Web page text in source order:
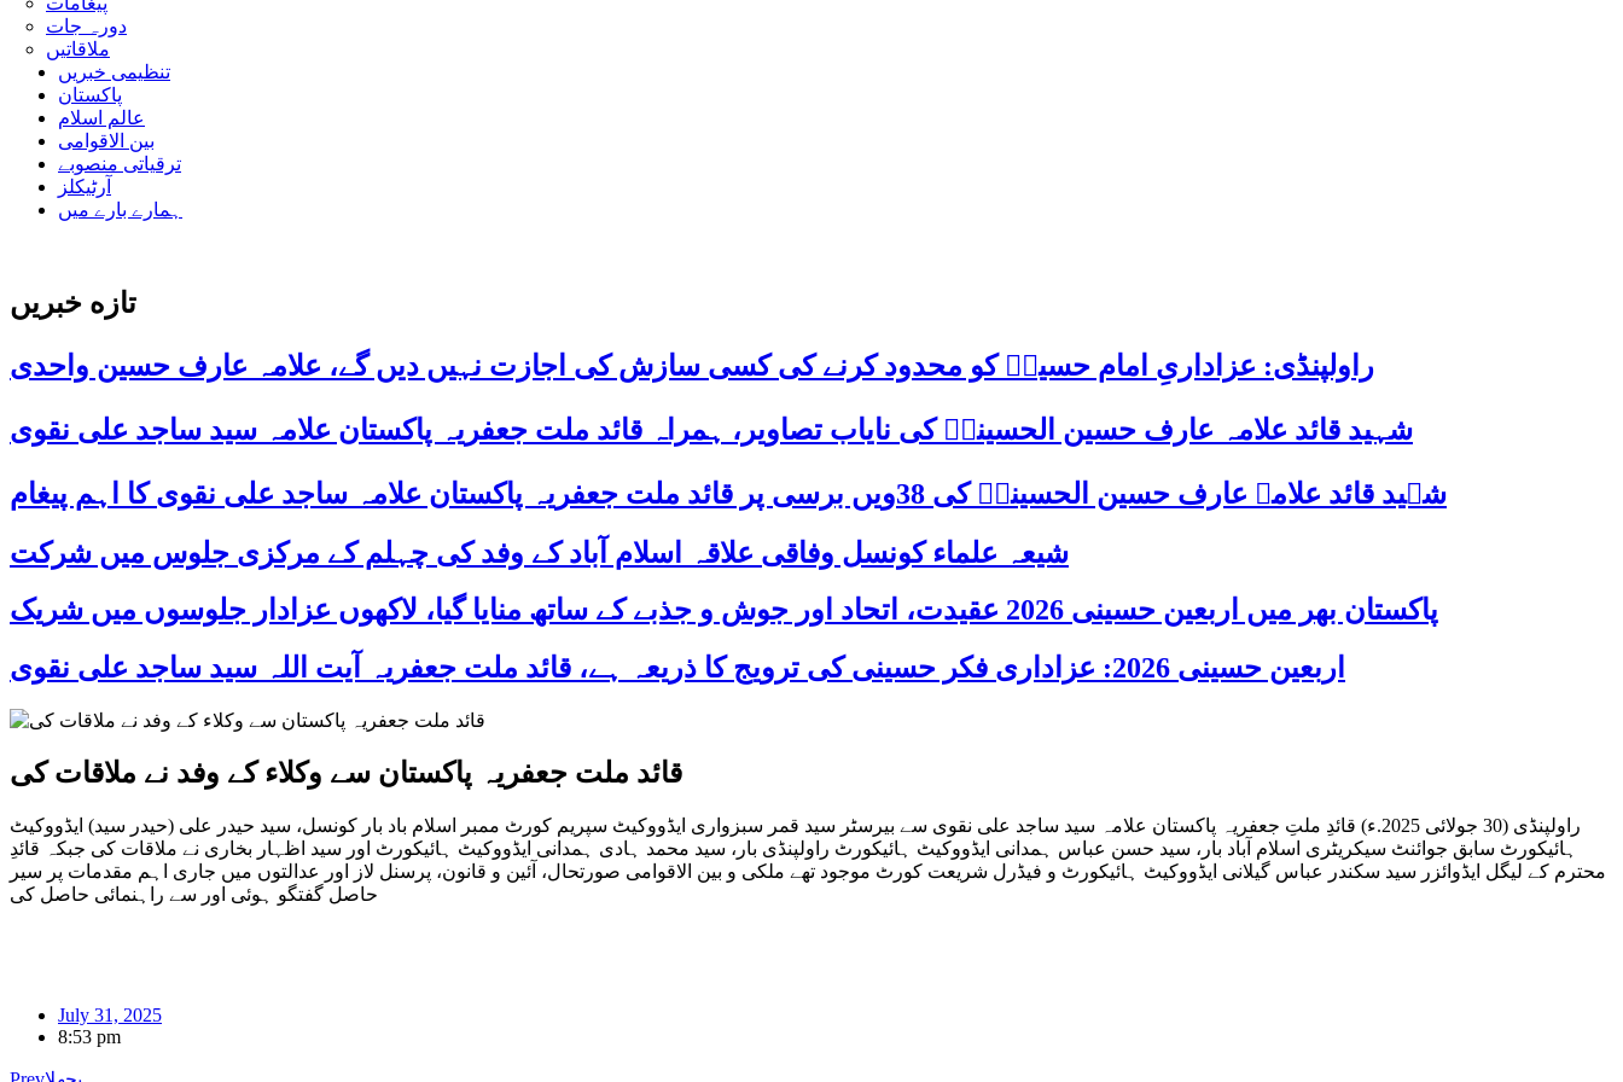
دورہ جات
ملاقاتیں
تنظیمی خبریں
پاکستان
عالم اسلام
بین الاقوامی
ترقیاتی منصوبے
آرٹیکلز
ہمارے بارے میں
تازه خبریں
راولپنڈی: عزاداریِ امام حسینؑ کو محدود کرنے کی کسی سازش کی اجازت نہیں دیں گے، علامہ عارف حسین واحدی
شہید قائد علامہ عارف حسین الحسینیؒ کی نایاب تصاویر، ہمراہ قائد ملت جعفریہ پاکستان علامہ سید ساجد علی نقوی
شہید قائد علامہ عارف حسین الحسینیؒ کی 38ویں برسی پر قائد ملت جعفریہ پاکستان علامہ ساجد علی نقوی کا اہم پیغام
شیعہ علماء کونسل وفاقی علاقہ اسلام آباد کے وفد کی چہلم کے مرکزی جلوس میں شرکت
پاکستان بھر میں اربعین حسینی 2026 عقیدت، اتحاد اور جوش و جذبے کے ساتھ منایا گیا، لاکھوں عزادار جلوسوں میں شریک
اربعین حسینی 2026: عزاداری فکر حسینی کی ترویج کا ذریعہ ہے، قائد ملت جعفریہ آیت اللہ سید ساجد علی نقوی
قائد ملت جعفریہ پاکستان سے وکلاء کے وفد نے ملاقات کی
راولپنڈی (30 جولائی 2025.ء) قائدِ ملتِ جعفریہ پاکستان علامہ سید ساجد علی نقوی سے بیرسٹر سید قمر سبزواری ایڈووکیٹ سپریم کورٹ ممبر اسلام باد بار کونسل، سید حیدر علی (حیدر سید) ایڈووکیٹ
ہائیکورٹ سابق جوائنٹ سیکریٹری اسلام آباد بار، سید حسن عباس ہمدانی ایڈووکیٹ ہائیکورٹ راولپنڈی بار، سید محمد ہادی ہمدانی ایڈووکیٹ ہائیکورٹ اور سید اظہار بخاری نے ملاقات کی جبکہ قائدِ
محترم کے لیگل ایڈوائزر سید سکندر عباس گیلانی ایڈووکیٹ ہائیکورٹ و فیڈرل شریعت کورٹ موجود تھے ملکی و بین الاقوامی صورتحال، آئین و قانون، پرسنل لاز اور عدالتوں میں جاری اہم مقدمات پر سیر
حاصل گفتگو ہوئی اور سے راہنمائی حاصل کی
July 31, 2025
8:53 pm